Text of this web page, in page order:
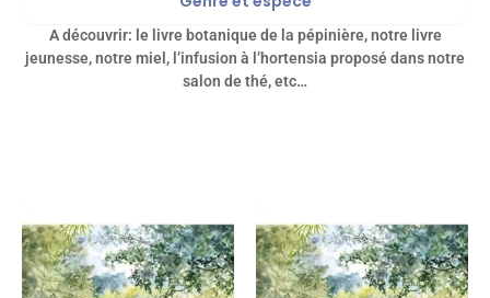
A découvrir: le livre botanique de la pépinière, notre livre
jeunesse, notre miel, l’infusion à l’hortensia proposé dans notre
salon de thé, etc…